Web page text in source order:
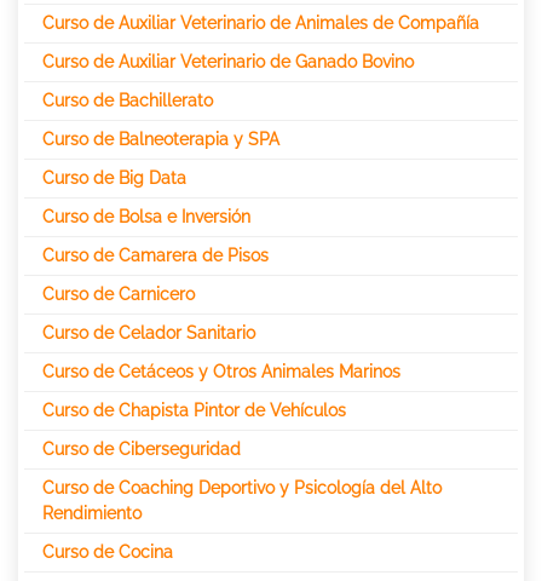
Curso de Auxiliar Veterinario de Animales de Compañía
Curso de Auxiliar Veterinario de Ganado Bovino
Curso de Bachillerato
Curso de Balneoterapia y SPA
Curso de Big Data
Curso de Bolsa e Inversión
Curso de Camarera de Pisos
Curso de Carnicero
Curso de Celador Sanitario
Curso de Cetáceos y Otros Animales Marinos
Curso de Chapista Pintor de Vehículos
Curso de Ciberseguridad
Curso de Coaching Deportivo y Psicología del Alto
Rendimiento
Curso de Cocina